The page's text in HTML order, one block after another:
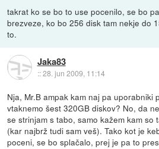
takrat ko se bo to use pocenilo, se bo
brezveze, ko bo 256 disk tam nekje do
to.
Jaka83
::28. jun 2009, 11:14
Nja, Mr.B ampak kam naj pa uporabniki
vtaknemo šest 320GB diskov? No, da
se strinjam s tabo, samo kažem kam so
(kar najbrž tudi sam veš). Tako kot je
poceni, se bo splačalo, prej je pa to